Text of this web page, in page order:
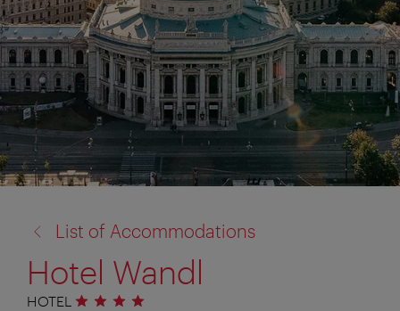
a:
List of Accommodations
Hotel Wandl
HOTEL 4 csillag